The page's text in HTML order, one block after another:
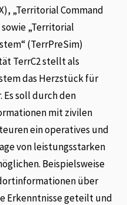
„Territorial Command
„Territorial
(TerrPreSim)
TerrC2 stellt als
das Herzstück für
Es soll durch den
mit zivilen
ein operatives und
von leistungsstarken
Beispielsweise
über
Erkenntnisse geteilt und